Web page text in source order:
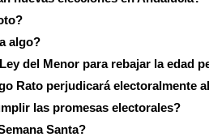
algo?
del Menor para rebajar la edad
Rato perjudicará electoralmente
las promesas electorales?
Santa?